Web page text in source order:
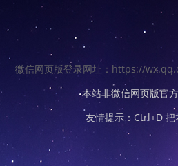
微信网页版登录网址：https://
本站非微信网页版官
友情提示：Ctrl+D